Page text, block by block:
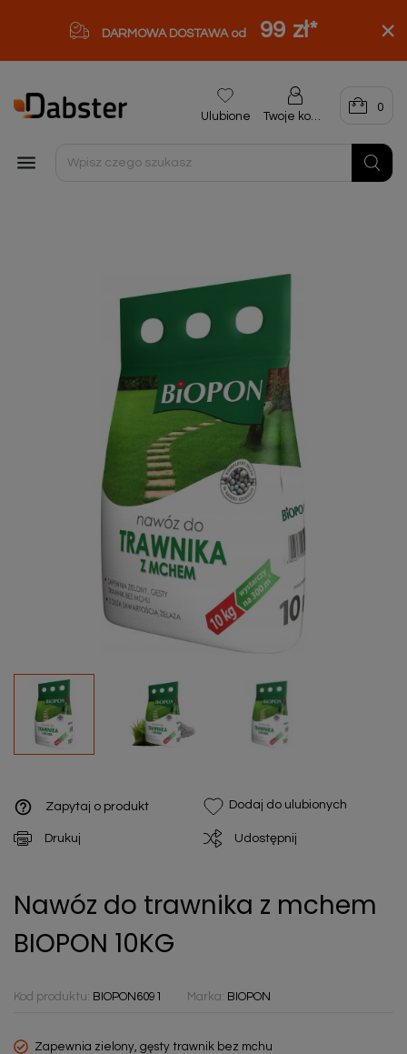
DARMOWA DOSTAWA od 99 zł*

Ulubione Twoje konto
0
help_outline Zapytaj o produkt Dodaj do ulubionych
Drukuj Udostępnij
Nawóz do trawnika z mchem
BIOPON 10KG
Kod produktu: BIOPON6091 Marka: BIOPON
Zapewnia zielony, gęsty trawnik bez mchu